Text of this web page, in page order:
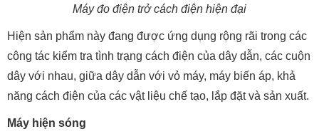
Máy đo điện trở cách điện hiện đại
Hiện sản phẩm này đang được ứng dụng rộng rãi trong các
công tác kiểm tra tình trạng cách điện của dây dẫn, các cuộn
dây với nhau, giữa dây dẫn với vỏ máy, máy biến áp, khả
năng cách điện của các vật liệu chế tạo, lắp đặt và sản xuất.
Máy hiện sóng